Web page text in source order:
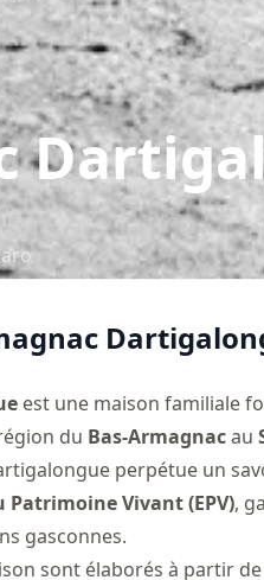
est une maison familiale
du Bas-Armagnacau
perpétue un
Patrimoine Vivant (EPV),
gasconnes.
sont élaborés à partir